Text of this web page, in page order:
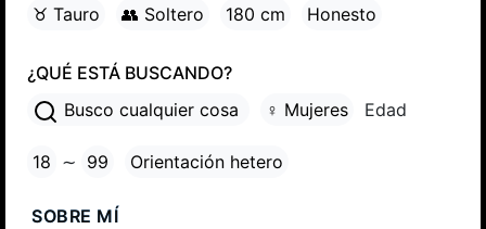
♉ Tauro
👥 Soltero 180 cm Honesto
¿QUÉ ESTÁ BUSCANDO?
Busco cualquier cosa
♀ Mujeres Edad
18 ∼ 99 Orientación hetero
SOBRE MÍ